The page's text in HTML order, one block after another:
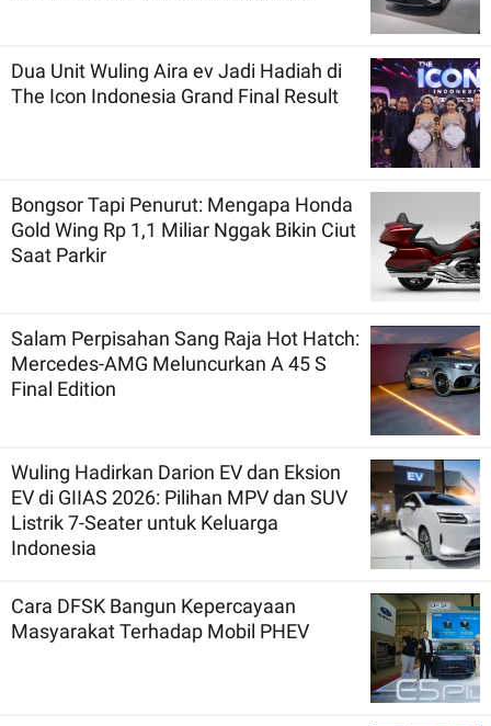
Dua Unit Wuling Aira ev Jadi Hadiah di
The Icon Indonesia Grand Final Result
Bongsor Tapi Penurut: Mengapa Honda
Gold Wing Rp 1,1 Miliar Nggak Bikin Ciut
Saat Parkir
Salam Perpisahan Sang Raja Hot Hatch:
Mercedes-AMG Meluncurkan A 45 S
Final Edition
Wuling Hadirkan Darion EV dan Eksion
EV di GIIAS 2026: Pilihan MPV dan SUV
Listrik 7-Seater untuk Keluarga
Indonesia
Cara DFSK Bangun Kepercayaan
Masyarakat Terhadap Mobil PHEV